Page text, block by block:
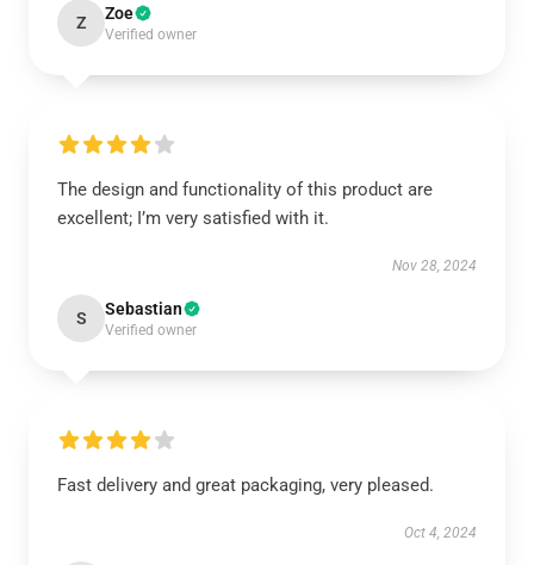
Z Zoe
Verified owner
The design and functionality of this product are
excellent; I’m very satisfied with it.
Nov 28, 2024
S Sebastian
Verified owner
Fast delivery and great packaging, very pleased.
Oct 4, 2024